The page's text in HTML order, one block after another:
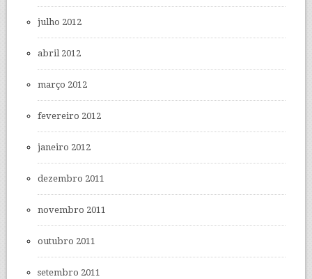
julho 2012
abril 2012
março 2012
fevereiro 2012
janeiro 2012
dezembro 2011
novembro 2011
outubro 2011
setembro 2011